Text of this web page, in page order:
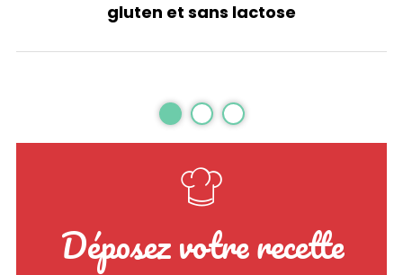
gluten et sans lactose
Déposez votre recette